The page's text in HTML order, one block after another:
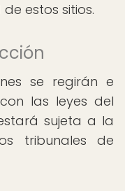
estos sitios.
se regirán e
las leyes del
sujeta a la
tribunales de